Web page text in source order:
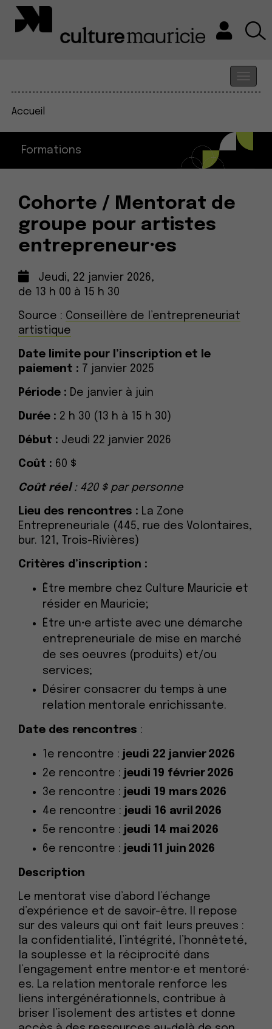
Accueil
Formations
Cohorte / Mentorat de
groupe pour artistes
entrepreneur⸱es
Jeudi, 22 janvier 2026,
de 13 h 00 à 15 h 30
Source : Conseillère de l’entrepreneuriat
artistique
Date limite pour l’inscription et le
paiement : 7 janvier 2025
Période : De janvier à juin
Durée : 2 h 30 (13 h à 15 h 30)
Début : Jeudi 22 janvier 2026
Coût : 60 $
Coût réel: 420 $ par personne
Lieu des rencontres : La Zone
Entrepreneuriale (445, rue des Volontaires,
bur. 121, Trois-Rivières)
Critères d’inscription :
Être membre chez Culture Mauricie et
résider en Mauricie;
Être un⸱e artiste avec une démarche
entrepreneuriale de mise en marché
de ses oeuvres (produits) et/ou
services;
Désirer consacrer du temps à une
relation mentorale enrichissante.
Date des rencontres :
1e rencontre : jeudi 22 janvier 2026
2e rencontre : jeudi 19 février 2026
3e rencontre : jeudi 19 mars 2026
4e rencontre : jeudi 16 avril 2026
5e rencontre : jeudi 14 mai 2026
6e rencontre : jeudi 11 juin 2026
Description
Le mentorat vise d’abord l’échange
d’expérience et de savoir-être. Il repose
sur des valeurs qui ont fait leurs preuves :
la confidentialité, l’intégrité, l’honnêteté,
la souplesse et la réciprocité dans
l’engagement entre mentor⸱e et mentoré⸱
es. La relation mentorale renforce les
liens intergénérationnels, contribue à
briser l’isolement des artistes et donne